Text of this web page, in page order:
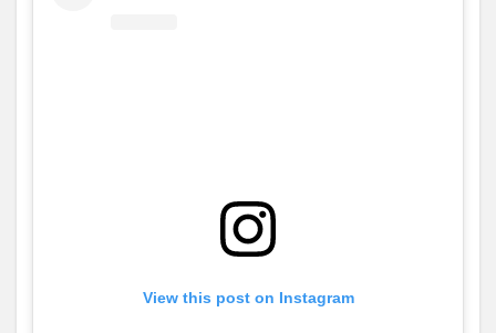
View this post on Instagram